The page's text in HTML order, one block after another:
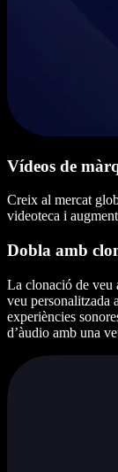
Vídeos de
Creix al mercat
videoteca i
Dobla amb
La clonació de veu
veu personalitzada
experiències
d’àudio amb una